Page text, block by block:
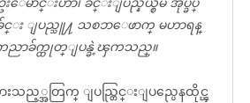
း ျပည္သူ႔ သစၥာေဖာက္ မဟာရန္
ကညာခ်က္ထုတ္ျပန္ခဲ့ၾကသည္။
ည့္အတြက္ ျပည္တြင္းျပည္ပေနထိုင္ၾ